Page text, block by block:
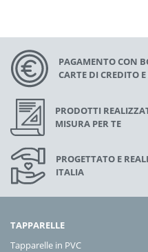
PAGAMENTO CON
CARTE DI CREDITO
PRODOTTI
MISURA PER TE
PROGETTATO E
ITALIA
TAPPARELLE
Tapparelle in PVC